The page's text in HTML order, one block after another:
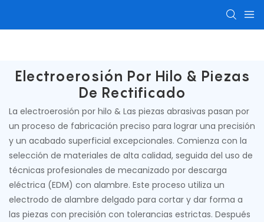
Electroerosión Por Hilo & Piezas
De Rectificado
La electroerosión por hilo & Las piezas abrasivas pasan por
un proceso de fabricación preciso para lograr una precisión
y un acabado superficial excepcionales. Comienza con la
selección de materiales de alta calidad, seguida del uso de
técnicas profesionales de mecanizado por descarga
eléctrica (EDM) con alambre. Este proceso utiliza un
electrodo de alambre delgado para cortar y dar forma a
las piezas con precisión con tolerancias estrictas. Después